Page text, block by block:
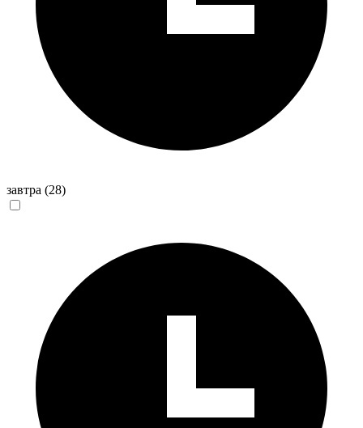
завтра (28)